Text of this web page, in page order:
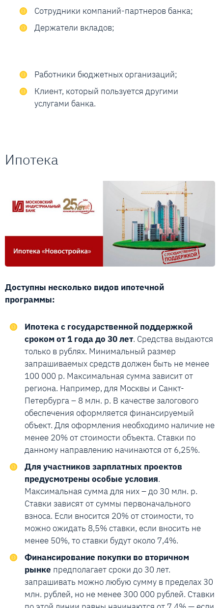
Сотрудники компаний-партнеров банка;
Держатели вкладов;
Работники бюджетных организаций;
Клиент, который пользуется другими
услугами банка.
Ипотека
Доступны несколько видов ипотечной
программы:
Ипотека с государственной поддержкой
сроком от 1 года до 30 лет. Средства выдаются
только в рублях. Минимальный размер
запрашиваемых средств должен быть не менее
100 000 р. Максимальная сумма зависит от
региона. Например, для Москвы и Санкт-
Петербурга – 8 млн. р. В качестве залогового
обеспечения оформляется финансируемый
объект. Для оформления необходимо наличие не
менее 20% от стоимости объекта. Ставки по
данному направлению начинаются от 6,25%.
Для участников зарплатных проектов
предусмотрены особые условия.
Максимальная сумма для них – до 30 млн. р.
Ставки зависят от суммы первоначального
взноса. Если вносится 20% от стоимости, то
можно ожидать 8,5% ставки, если вносить не
менее 50%, то ставки будут около 7,4%.
Финансирование покупки во вторичном
рынке предполагает сроки до 30 лет.
запрашивать можно любую сумму в пределах 30
млн. рублей, но не менее 300 000 рублей. Ставки